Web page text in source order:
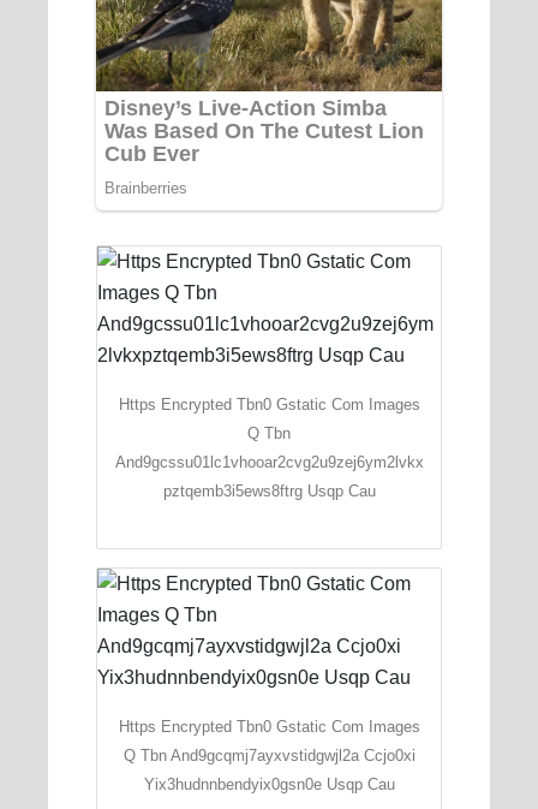
Https Encrypted Tbn0 Gstatic Com Images
Q Tbn
And9gcssu01lc1vhooar2cvg2u9zej6ym2lvkx
pztqemb3i5ews8ftrg Usqp Cau
Https Encrypted Tbn0 Gstatic Com Images
Q Tbn And9gcqmj7ayxvstidgwjl2a Ccjo0xi
Yix3hudnnbendyix0gsn0e Usqp Cau